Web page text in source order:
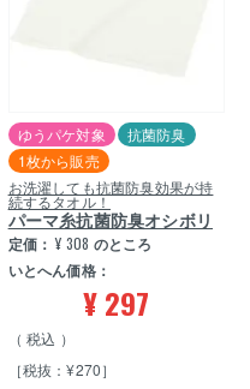
ゆうパケ対象
抗菌防臭
1枚から販売
お洗濯しても抗菌防臭効果が持
続するタオル！
パーマ糸抗菌防臭オシボリ
定価： ¥ 308 のところ
いとへん価格：
¥ 297
税込
［税抜：¥270］